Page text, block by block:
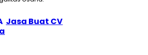
Jasa Buat CV